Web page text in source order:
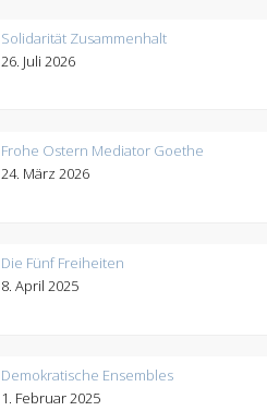
Solidarität Zusammenhalt
26. Juli 2026
Frohe Ostern Mediator Goethe
24. März 2026
Die Fünf Freiheiten
8. April 2025
Demokratische Ensembles
1. Februar 2025